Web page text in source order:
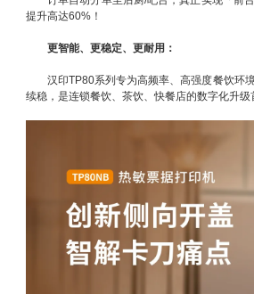
提升高达60%！
更智能、更稳定、更耐用：
汉印TP80系列专为高频率、高强度餐饮环
续稳，是连锁餐饮、茶饮、快餐店的数字化升级